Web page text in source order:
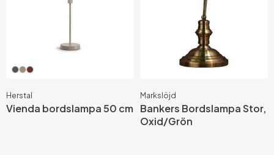
Herstal
Vienda bordslampa 50 cm
Markslöjd
Bankers Bordslampa Stor,
Oxid/Grön